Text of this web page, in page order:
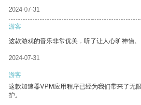
2024-07-31
游客
这款游戏的音乐非常优美，听了让人心旷神怡。
2024-07-31
游客
这款加速器VPM应用程序已经为我们带来了无
护。